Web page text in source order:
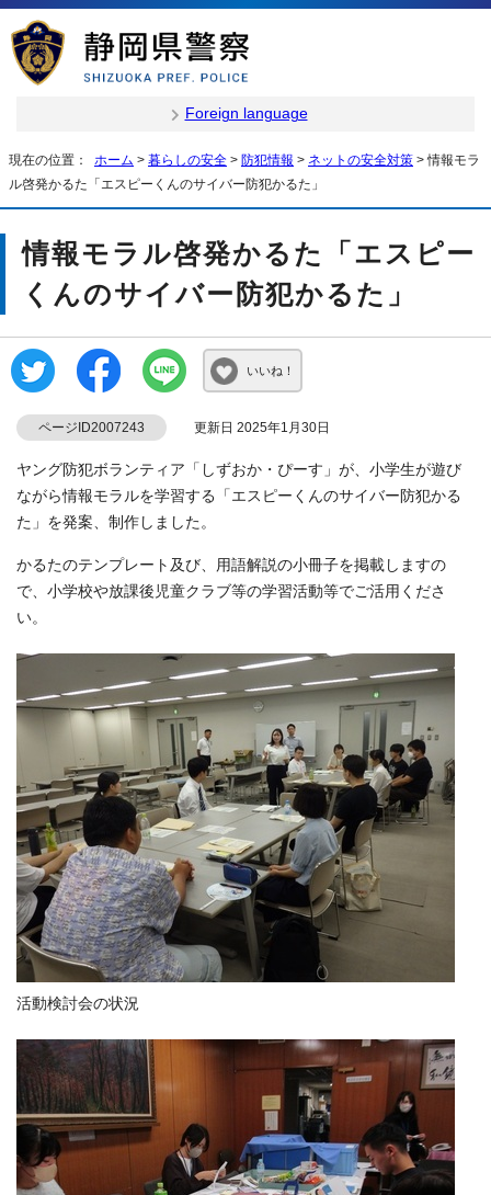
Foreign language
現在の位置： ホーム > 暮らしの安全 > 防犯情報 > ネットの安全対策 > 情報モラ
ル啓発かるた「エスピーくんのサイバー防犯かるた」
情報モラル啓発かるた「エスピー
くんのサイバー防犯かるた」
いいね！
ページID2007243 更新日 2025年1月30日
ヤング防犯ボランティア「しずおか・ぴーす」が、小学生が遊び
ながら情報モラルを学習する「エスピーくんのサイバー防犯かる
た」を発案、制作しました。
かるたのテンプレート及び、用語解説の小冊子を掲載しますの
で、小学校や放課後児童クラブ等の学習活動等でご活用くださ
い。
活動検討会の状況